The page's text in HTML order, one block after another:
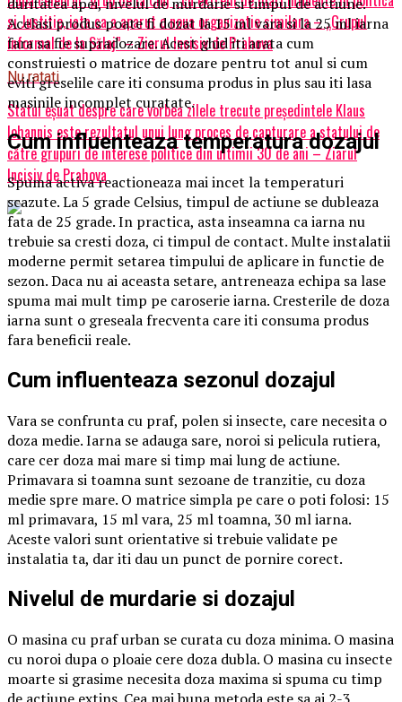
si Justitie, iata ca a aparut o noua organizatie similara – „Grupul
informal de la Sălaj” – Ziarul Incisiv de Prahova
Nu ratati
Statul eșuat despre care vorbea zilele trecute președintele Klaus
Iohannis este rezultatul unui lung proces de capturare a statului de
către grupuri de interese politice din ultimii 30 de ani – Ziarul
Incisiv de Prahova
Acelasi produs poate fi dozat la 15 ml vara si la 25 ml iarna
fara sa fie supradozare. Acest ghid iti arata cum
construiesti o matrice de dozare pentru tot anul si cum
eviti greselile care iti consuma produs in plus sau iti lasa
masinile incomplet curatate.
Cum influenteaza temperatura dozajul
Spuma activa reactioneaza mai incet la temperaturi
scazute. La 5 grade Celsius, timpul de actiune se dubleaza
fata de 25 grade. In practica, asta inseamna ca iarna nu
trebuie sa cresti doza, ci timpul de contact. Multe instalatii
moderne permit setarea timpului de aplicare in functie de
sezon. Daca nu ai aceasta setare, antreneaza echipa sa lase
spuma mai mult timp pe caroserie iarna. Cresterile de doza
iarna sunt o greseala frecventa care iti consuma produs
fara beneficii reale.
Cum influenteaza sezonul dozajul
Vara se confrunta cu praf, polen si insecte, care necesita o
doza medie. Iarna se adauga sare, noroi si pelicula rutiera,
care cer doza mai mare si timp mai lung de actiune.
Primavara si toamna sunt sezoane de tranzitie, cu doza
medie spre mare. O matrice simpla pe care o poti folosi: 15
ml primavara, 15 ml vara, 25 ml toamna, 30 ml iarna.
Aceste valori sunt orientative si trebuie validate pe
instalatia ta, dar iti dau un punct de pornire corect.
Nivelul de murdarie si dozajul
O masina cu praf urban se curata cu doza minima. O masina
cu noroi dupa o ploaie cere doza dubla. O masina cu insecte
moarte si grasime necesita doza maxima si spuma cu timp